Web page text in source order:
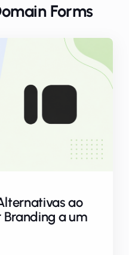
Forms
ao
a um